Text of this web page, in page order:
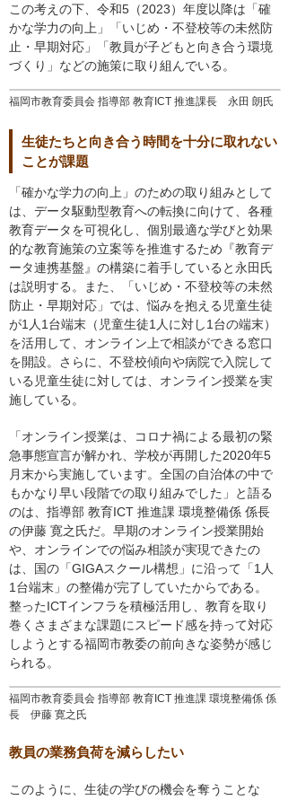
福岡市教育委員会 指導部 教育ICT 推進課長 永田 朗氏
この考えの下、令和5（2023）年度以降は「確
かな学力の向上」「いじめ・不登校等の未然防
止・早期対応」「教員が子どもと向き合う環境
づくり」などの施策に取り組んでいる。
生徒たちと向き合う時間を十分に取れない
ことが課題
「確かな学力の向上」のための取り組みとして
は、データ駆動型教育への転換に向けて、各種
教育データを可視化し、個別最適な学びと効果
的な教育施策の立案等を推進するため『教育デ
ータ連携基盤』の構築に着手していると永田氏
は説明する。また、「いじめ・不登校等の未然
防止・早期対応」では、悩みを抱える児童生徒
が1人1台端末（児童生徒1人に対し1台の端末）
を活用して、オンライン上で相談ができる窓口
を開設。さらに、不登校傾向や病院で入院して
いる児童生徒に対しては、オンライン授業を実
施している。
福岡市教育委員会 指導部 教育ICT 推進課 環境整備係 係
長 伊藤 寛之氏
「オンライン授業は、コロナ禍による最初の緊
急事態宣言が解かれ、学校が再開した2020年5
月末から実施しています。全国の自治体の中で
もかなり早い段階での取り組みでした」と語る
のは、指導部 教育ICT 推進課 環境整備係 係長
の伊藤 寛之氏だ。早期のオンライン授業開始
や、オンラインでの悩み相談が実現できたの
は、国の「GIGAスクール構想」に沿って「1人
1台端末」の整備が完了していたからである。
整ったICTインフラを積極活用し、教育を取り
巻くさまざまな課題にスピード感を持って対応
しようとする福岡市教委の前向きな姿勢が感じ
られる。
教員の業務負荷を減らしたい
このように、生徒の学びの機会を奪うことな